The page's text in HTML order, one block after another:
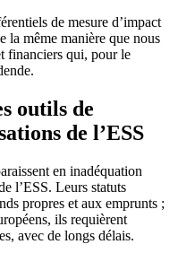
de mesure d’impact
la même manière que nous
financiers qui, pour le
outils de
de l’ESS
en inadéquation
l’ESS. Leurs statuts
propres et aux emprunts ;
ils requièrent
avec de longs délais.